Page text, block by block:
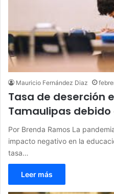
Mauricio Fernández Diaz
Tasa de deserción
Tamaulipas
Por Brenda Ramos La
impacto negativo en la
tasa…
Leer más